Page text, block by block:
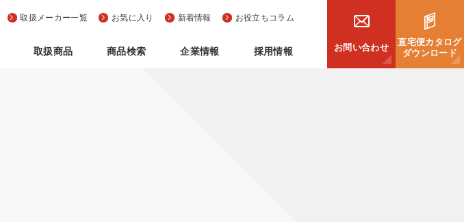
取扱商品 商品検索 企業情報 採用情報
取扱メーカー一覧 お気に入り 新着情報 お役立ちコラム
お問い合わせ
直宅便カタログ
ダウンロード